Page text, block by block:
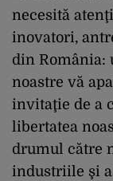
necesită
inovatori,
din România:
noastre vă
invitaţie de a
libertatea
drumul către
industriile şi